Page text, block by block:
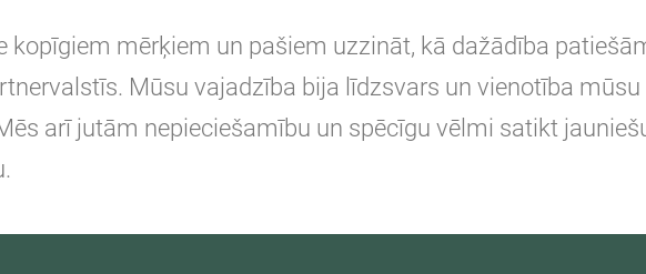
kopīgiem mērķiem un pašiem uzzināt, kā dažādība
Mūsu vajadzība bija līdzsvars un vienotība
arī jutām nepieciešamību un spēcīgu vēlmi satikt